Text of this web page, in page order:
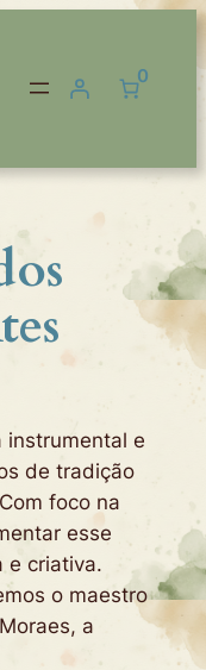
0
instrumental e
de tradição
foco na
esse
e criativa.
o maestro
a